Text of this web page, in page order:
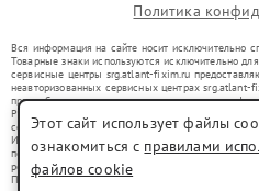
Политика
Вся информация на сайте носит исключительно
Товарные знаки используются исключительно
сервисные центры srg.atlant-fixim.ru
неавторизованных сервисных центрах srg.atlant-
правообладателями товарных знаков или их
Ремонт осуществляется для устройств, уже
со статьей 1487 ГК РФ.
Использование товарных знаков не преследует
потребителей в заблуждение, а служит для
ремонту техники указанных брендов.
Представленная на сайте информация не
Этот сайт использует файлы
ознакомиться с правилами
файлов cookie